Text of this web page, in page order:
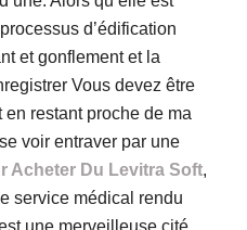
d’édification
et gonflement et la
Vous devez être
restant proche de ma
voir entraver par une
Acheter Du Levitra Soft,
service médical rendu
une merveilleuse cité